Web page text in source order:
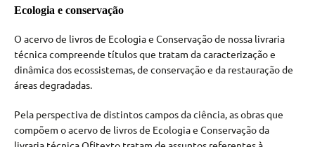
Ecologia e conservação
O acervo de livros de Ecologia e Conservação de nossa livraria
técnica compreende títulos que tratam da caracterização e
dinâmica dos ecossistemas, de conservação e da restauração de
áreas degradadas.
Pela perspectiva de distintos campos da ciência, as obras que
compõem o acervo de livros de Ecologia e Conservação da